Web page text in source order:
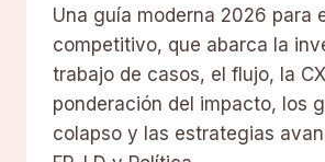
Una guía moderna 2026 para
competitivo, que abarca la
trabajo de casos, el flujo, la
ponderación del impacto, los
colapso y las estrategias